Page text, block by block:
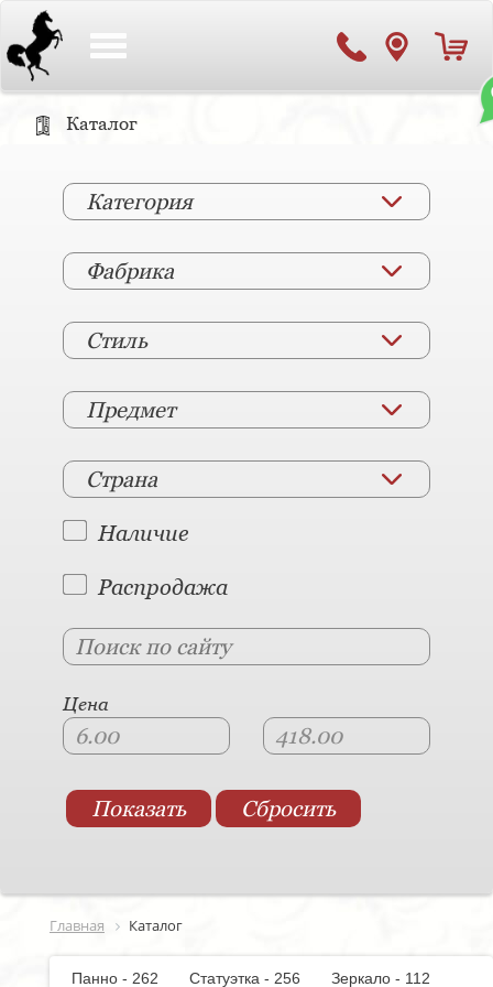
Каталог
Категория
Фабрика
Стиль
Предмет
Страна
Наличие
Распродажа
Цена
Главная Каталог
Панно - 262 Статуэтка - 256
Зеркало - 112